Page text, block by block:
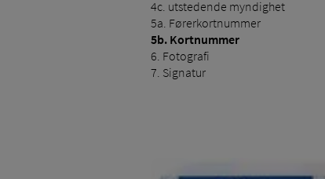
4c. utstedende myndighet
5a. Førerkortnummer
5b. Kortnummer
6. Fotografi
7. Signatur